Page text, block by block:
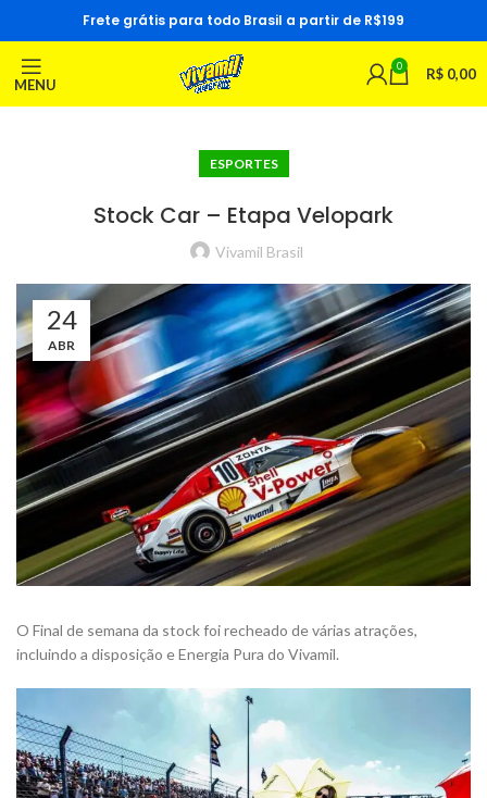
Frete grátis para todo Brasil a partir de R$199
MENU
0 R$ 0,00
ESPORTES
Stock Car – Etapa Velopark
Vivamil Brasil
24
ABR
O Final de semana da stock foi recheado de várias atrações,
incluindo a disposição e Energia Pura do Vivamil.